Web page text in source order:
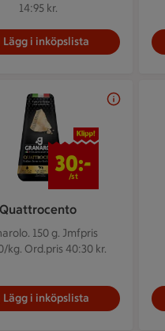
14:95 kr.
Lägg i inköpslista
Quattrocento
150 g. Jmfpris
kg. Ord.pris 40:30 kr.
30 kr/st
30:-
/st
Lägg i inköpslista